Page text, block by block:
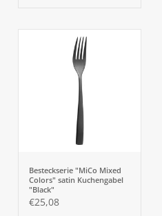
Besteckserie "MiCo Mixed
Colors" satin Kuchengabel
"Black"
€25,08